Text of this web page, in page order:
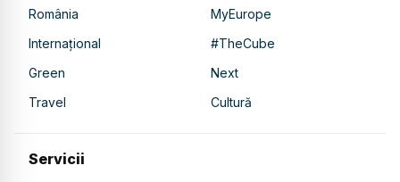
România
MyEurope
Internațional
#TheCube
Green
Next
Travel
Cultură
Servicii